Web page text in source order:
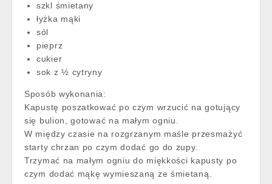
szkl śmietany
łyżka mąki
sól
pieprz
cukier
sok z ½ cytryny
Sposób wykonania:
Kapustę poszatkować po czym wrzucić na gotujący
się bulion, gotować na małym ogniu.
W między czasie na rozgrzanym maśle przesmażyć
starty chrzan po czym dodać go do zupy.
Trzymać na małym ogniu do miękkości kapusty po
czym dodać mąkę wymieszaną ze śmietaną.